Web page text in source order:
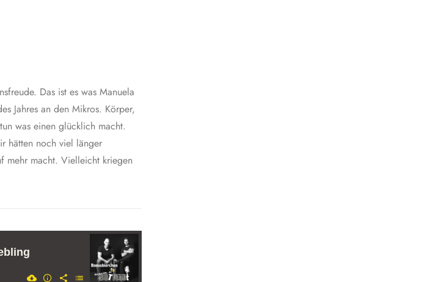
Das ist es was Manuela
Jahres an den Mikros. Körper,
was einen glücklich macht.
hätten noch viel länger
mehr macht. Vielleicht kriegen